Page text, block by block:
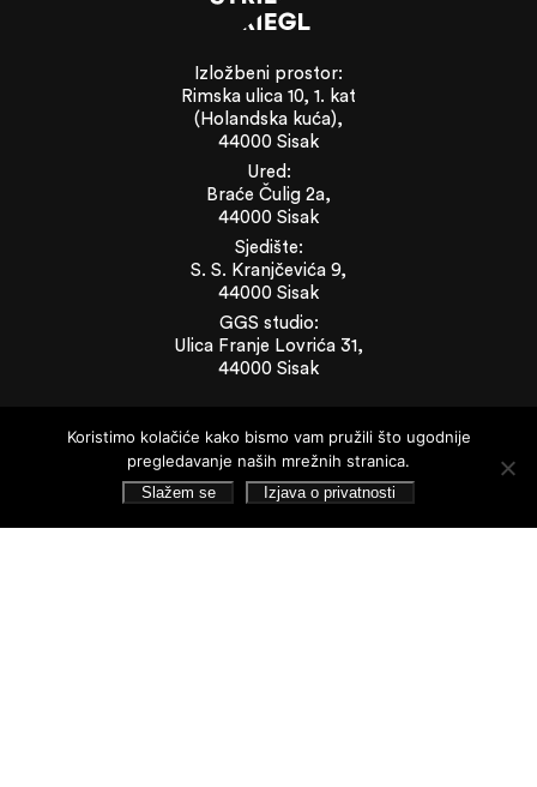
Izložbeni prostor:
Rimska ulica 10, 1. kat
(Holandska kuća),
44000 Sisak
Ured:
Braće Čulig 2a,
44000 Sisak
Sjedište:
S. S. Kranjčevića 9,
44000 Sisak
GGS studio:
Ulica Franje Lovrića 31,
44000 Sisak
Brzi izbornik
Novosti
O galeriji
Koristimo kolačiće kako bismo vam pružili što ugodnije
pregledavanje naših mrežnih stranica.
Slažem se Izjava o privatnosti